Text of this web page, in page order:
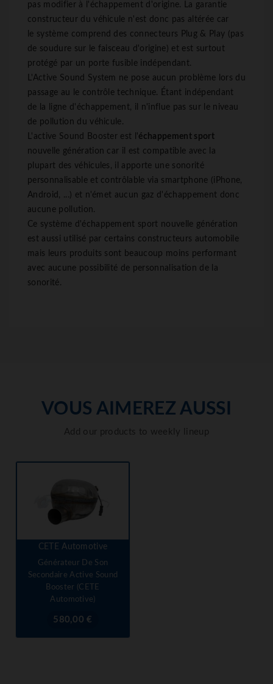
pas modifier à l'échappement d'origine. La garantie
constructeur du véhicule n'est donc pas altérée car
le système comprend des connecteurs Plug & Play (pas
de soudure sur le faisceau d'origine) et est surtout
protégé par un porte fusible indépendant.
L'Active Sound System ne pose aucun problème lors du
passage au le contrôle technique. Étant indépendant
de la ligne d'échappement, il n'influe pas sur le niveau
de pollution du véhicule.
L'active Sound Booster est l'échappement sport
nouvelle génération car il est compatible avec la
plupart des véhicules, il apporte une sonorité
personnalisable et contrôlable via smartphone (iPhone,
Android, ...) et n'émet aucun gaz d'échappement donc
aucune pollution.
Ce système d'échappement sport nouvelle génération
est aussi utilisé par certains constructeurs automobile
mais leurs produits sont beaucoup moins performant
avec aucune possibilité de personnalisation de la
sonorité.
VOUS AIMEREZ AUSSI
Add our products to weekly lineup
CETE Automotive
Générateur De Son
Secondaire Active Sound
Booster (CETE
Automotive)
Prix
580,00 €